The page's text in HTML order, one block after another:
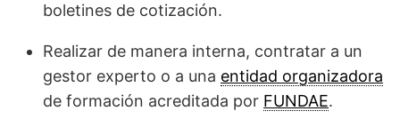
boletines de cotización.
Realizar de manera interna, contratar a un
gestor experto o a una entidad organizadora
de formación acreditada por FUNDAE.